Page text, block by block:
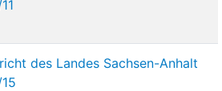
des Landes Sachsen-Anhalt